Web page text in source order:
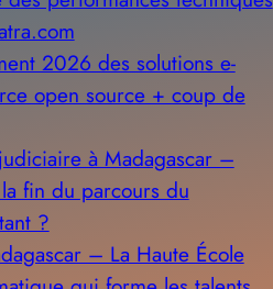
2026 des solutions e-
open source + coup de
à Madagascar –
fin du parcours du
?
– La Haute École